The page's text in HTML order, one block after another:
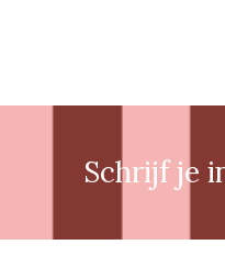
Schrijf je